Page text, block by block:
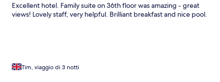
Excellent hotel. Family suite on 36th floor was amazing - great
views! Lovely staff, very helpful. Brilliant breakfast and nice pool.
Tim, viaggio di 3 notti